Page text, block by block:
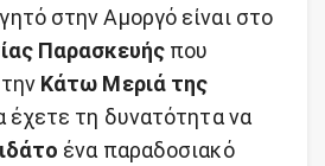
στην Αμοργό είναι στο
Παρασκευήςπου
Κάτω Μεριά της
έχετε τη δυνατότητα να
ένα παραδοσιακό